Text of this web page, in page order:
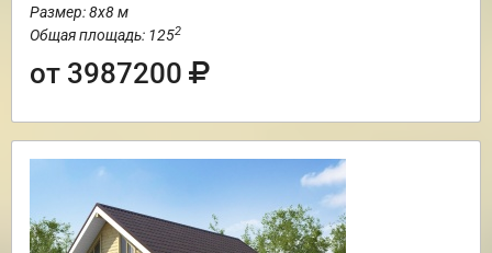
Размер: 8х8 м
Общая площадь: 1252
от 3987200